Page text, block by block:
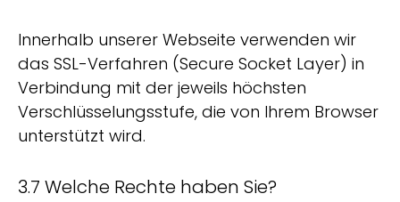
Innerhalb unserer Webseite verwenden wir
das SSL-Verfahren (Secure Socket Layer) in
Verbindung mit der jeweils höchsten
Verschlüsselungsstufe, die von Ihrem Browser
unterstützt wird.
3.7 Welche Rechte haben Sie?